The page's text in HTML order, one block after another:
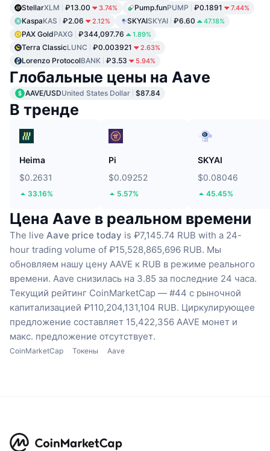
StellarXLM ₽13.00 3.74% Pump.funPUMP ₽0.1891 7.44%
KaspaKAS ₽2.06 2.12% SKYAISKYAI ₽6.60 47.18%
PAX GoldPAXG ₽344,097.76 1.89%
Terra ClassicLUNC ₽0.003921 2.63%
Lorenzo ProtocolBANK ₽3.53 5.94%
Глобальные цены на Aave
AAVE/USDUnited States Dollar $87.84
В тренде
Heima
$0.2631
33.16%
Pi
$0.09252
5.57%
SKYAI
$0.08046
45.45%
Цена Aave в реальном времени
The live Aave price today is ₽7,145.74 RUB with a 24-
hour trading volume of ₽15,528,865,696 RUB. Мы
обновляем нашу цену AAVE к RUB в режиме реального
времени. Aave снизилась на 3.85 за последние 24 часа.
Текущий рейтинг CoinMarketCap — #44 с рыночной
капитализацией ₽110,204,131,104 RUB. Циркулирующее
предложение составляет 15,422,356 AAVE монет и
макс. предложение отсутствует.
CoinMarketCap Токены Aave